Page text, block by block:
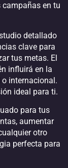
en tu
detallado
clave para
tus metas. El
influirá en la
internacional.
ideal para ti.
para tus
aumentar
otro
perfecta para